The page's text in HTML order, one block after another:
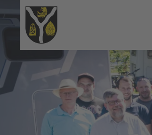
Zum Hauptinhalt springen